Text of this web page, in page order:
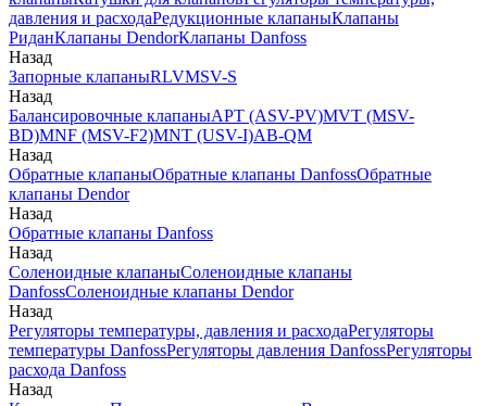
давления и расходаРедукционные клапаныКлапаны
РиданКлапаны DendorКлапаны Danfoss
Назад
Запорные клапаныRLVMSV-S
Назад
Балансировочные клапаныAPT (ASV-PV)MVT (MSV-
BD)MNF (MSV-F2)MNT (USV-I)AB-QM
Назад
Обратные клапаныОбратные клапаны DanfossОбратные
клапаны Dendor
Назад
Обратные клапаны Danfoss
Назад
Соленоидные клапаныСоленоидные клапаны
DanfossСоленоидные клапаны Dendor
Назад
Регуляторы температуры, давления и расходаРегуляторы
температуры DanfossРегуляторы давления DanfossРегуляторы
расхода Danfoss
Назад